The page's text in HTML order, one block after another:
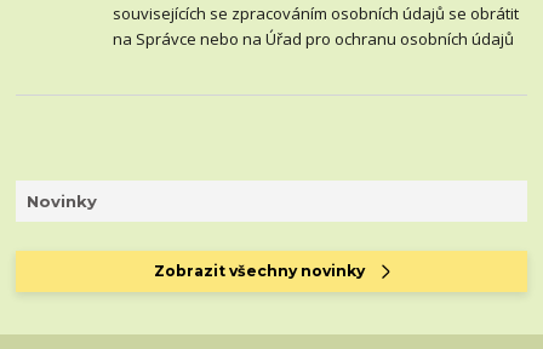
Novinky
Zobrazit všechny novinky
souvisejících se zpracováním osobních údajů se obrátit
na Správce nebo na Úřad pro ochranu osobních údajů